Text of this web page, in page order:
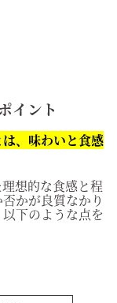
イント
、味わいと食感
想的な食感と程
かが良質なかり
下のような点を